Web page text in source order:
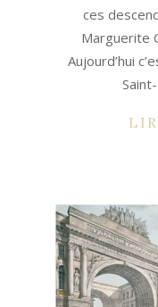
ces
Marguerite
Aujourd’hui